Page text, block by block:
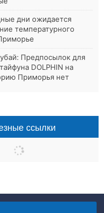
дни ожидается
температурного
Предпосылок для
DOLPHIN на
Приморья нет
ссылки